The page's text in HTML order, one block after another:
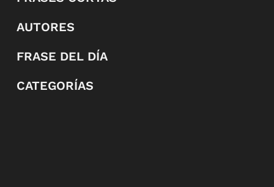
AUTORES
FRASE DEL DÍA
CATEGORÍAS